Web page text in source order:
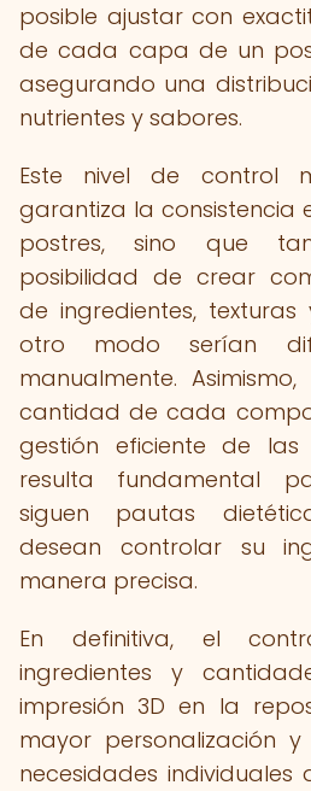
posible ajustar con
de cada capa de un
asegurando una
nutrientes y sabores.
Este nivel de control
garantiza la consistencia
postres, sino que
posibilidad de crear
de ingredientes,
otro modo serían
manualmente.
cantidad de cada
gestión eficiente de
resulta fundamental
siguen pautas
desean controlar su
manera precisa.
En definitiva, el
ingredientes y
impresión 3D en la
mayor personalización
necesidades